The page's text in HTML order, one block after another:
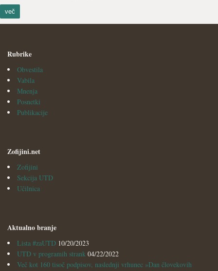
več
Rubrike
Obvestila
Vabila
Mnenja
Posnetki
Publikacije
Zofijini.net
Zofijini
Sekcija UTD
Učilnica
Aktualno branje
Lista #zaUTD 10/20/2023
UTD v programih strank 04/22/2022
Več kot 160 tisoč podpisov, naslednji vrhunec »Dan človekovih